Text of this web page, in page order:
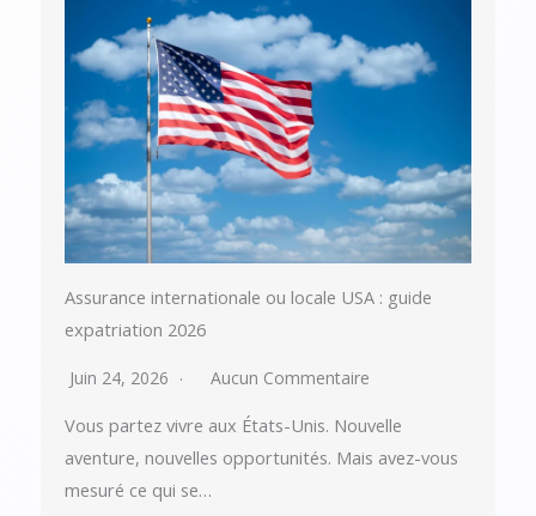
Assurance internationale ou locale USA : guide
expatriation 2026
Juin 24, 2026 Aucun Commentaire
Vous partez vivre aux États-Unis. Nouvelle
aventure, nouvelles opportunités. Mais avez-vous
mesuré ce qui se…